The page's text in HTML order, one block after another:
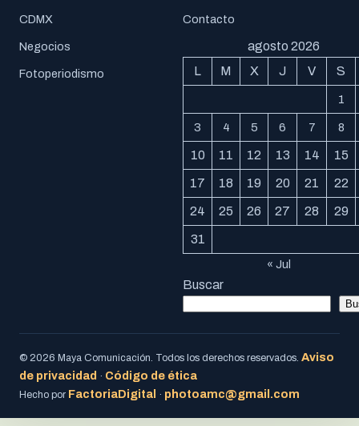
CDMX
Negocios
Fotoperiodismo
Contacto
agosto 2026
L
M X J V S
1
3 4 5 6 7 8
10 11 12 13 14 15
17 18 19 20 21 22
24 25 26 27 28 29
31
« Jul
Buscar
© 2026 Maya Comunicación. Todos los derechos reservados. Aviso
de privacidad · Código de ética
Hecho por FactoriaDigital · photoamc@gmail.com